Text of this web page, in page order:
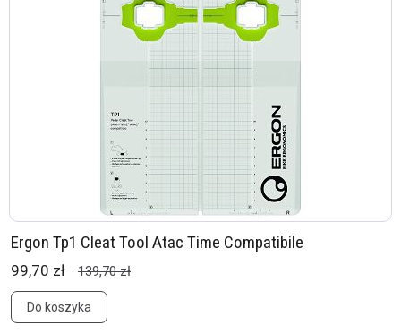
Ergon Tp1 Cleat Tool Atac Time Compatibile
99,70 zł 139,70 zł
Do koszyka